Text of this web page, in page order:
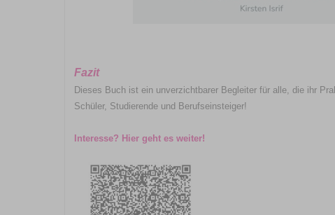
Fazit
Dieses Buch ist ein unverzichtbarer Begleiter für alle, die ihr
Schüler, Studierende und Berufseinsteiger!
Interesse? Hier geht es weiter!